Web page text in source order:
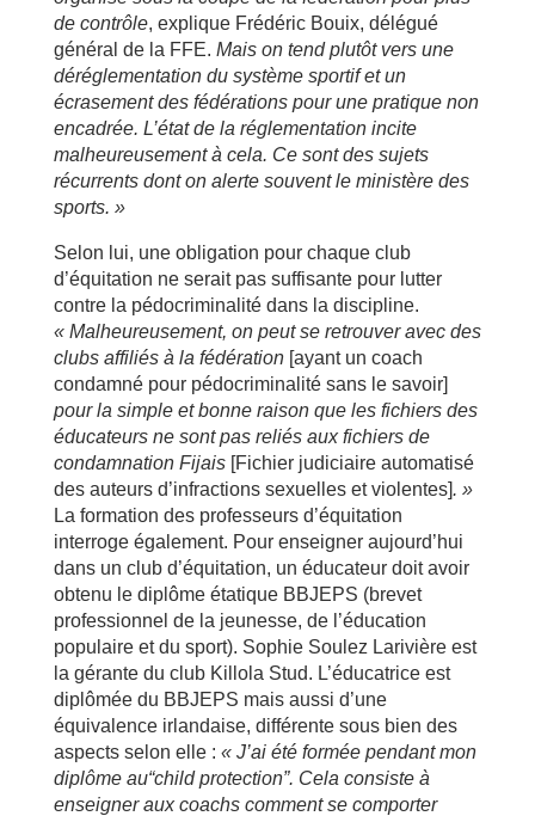
de contrôle, explique Frédéric Bouix, délégué
général de la FFE. Mais on tend plutôt vers une
déréglementation du système sportif et un
écrasement des fédérations pour une pratique non
encadrée. L’état de la réglementation incite
malheureusementà cela. Ce sont des sujets
récurrents dont on alerte souvent le ministère des
sports. »
Selon lui, une obligation pour chaque club
d’équitation ne serait pas suffisante pour lutter
contre la pédocriminalité dans la discipline.
« Malheureusement, on peut se retrouver avec des
clubs affiliés à la fédération [ayant un coach
condamné pour pédocriminalité sans le savoir]
pour la simple et bonne raison que les fichiers des
éducateurs ne sont pas reliés aux fichiers de
condamnation Fijais [Fichier judiciaire automatisé
des auteurs d’infractions sexuelles et violentes]. »
La formation des professeurs d’équitation
interroge également. Pour enseigner aujourd’hui
dans un club d’équitation, un éducateur doit avoir
obtenu le diplôme étatique BBJEPS (brevet
professionnel de la jeunesse, de l’éducation
populaire et du sport). Sophie Soulez Larivière est
la gérante du club Killola Stud. L’éducatrice est
diplômée du BBJEPS mais aussi d’une
équivalence irlandaise, différente sous bien des
aspects selon elle : « J’ai étéformée pendant mon
diplôme au“child protection”. Cela consiste à
enseigner aux coachs commentse comporter